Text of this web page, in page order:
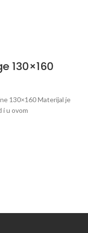
130×160
130×160 Materijal je
i u ovom